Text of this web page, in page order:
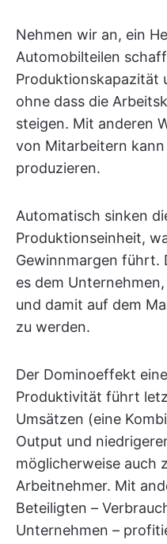
Nehmen wir an, ein
Automobilteilen
Produktionskapazität
ohne dass die
steigen. Mit anderen
von Mitarbeitern
produzieren.
Automatisch sinken
Produktionseinheit,
Gewinnmargen führt.
es dem
und damit auf dem
zu werden.
Der Dominoeffekt
Produktivität führt
Umsätzen (eine
Output und
möglicherweise auch
Arbeitnehmer. Mit
Beteiligten –
Unternehmen –